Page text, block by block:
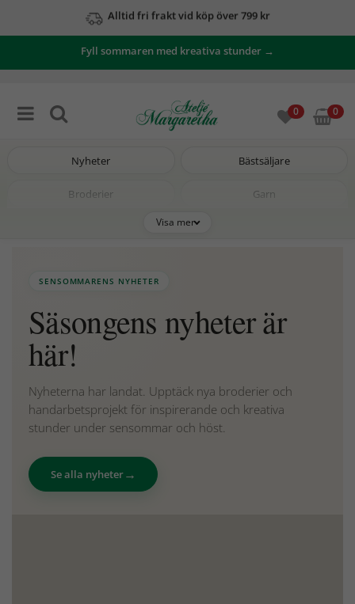
Se våra erbjudanden här
Fyll sommaren med kreativa stunder →
0 0
Nyheter Bästsäljare
Broderier Garn
Visa mer
SENSOMMARENS NYHETER
Säsongens nyheter är
här!
Nyheterna har landat. Upptäck nya broderier och
handarbetsprojekt för inspirerande och kreativa
stunder under sensommar och höst.
Se alla nyheter→